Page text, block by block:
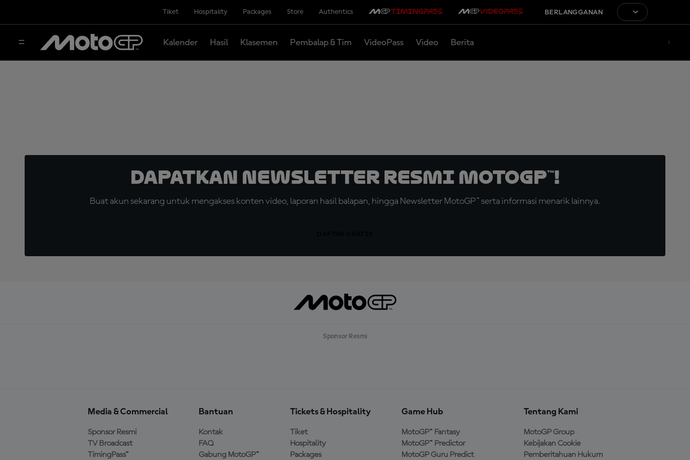
Tiket Hospitality Packages Store Authentics BERLANGGANAN
Kalender Hasil Klasemen Pembalap & Tim VideoPass Video Berita
Dapatkan Newsletter Resmi MotoGP™!
Buat akun sekarang untuk mengakses konten video, laporan hasil balapan, hingga Newsletter MotoGP™ serta informasi menarik lainnya.
Sponsor Resmi
Media & Commercial
Sponsor Resmi
TV Broadcast
TimingPass™
Bantuan
Kontak
FAQ
Gabung MotoGP™
Tickets & Hospitality
Tiket
Hospitality
Packages
Game Hub
MotoGP™ Fantasy
MotoGP™ Predictor
MotoGP Guru Predict
Tentang Kami
MotoGP Group
Kebijakan Cookie
Pemberitahuan Hukum